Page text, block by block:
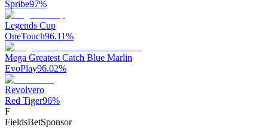
Spribe97%
Legends Cup
OneTouch96.11%
Mega Greatest Catch Blue Marlin
EvoPlay96.02%
Revolvero
Red Tiger96%
F
FieldsBetSponsor